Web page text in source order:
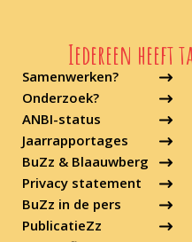
Samenwerken?
Onderzoek?
ANBI-status
Jaarrapportages
BuZz & Blaauwberg
Privacy statement
Iedereen heeft
BuZz in de pers
PublicatieZz